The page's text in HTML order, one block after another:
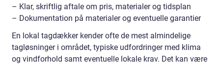
– Klar, skriftlig aftale om pris, materialer og tidsplan
– Dokumentation på materialer og eventuelle garantier
En lokal tagdækker kender ofte de mest almindelige
tagløsninger i området, typiske udfordringer med klima
og vindforhold samt eventuelle lokale krav. Det kan være